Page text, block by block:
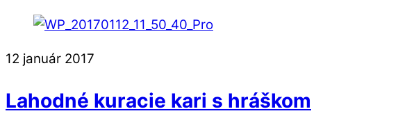
12 január 2017
Lahodné kuracie kari s hráškom